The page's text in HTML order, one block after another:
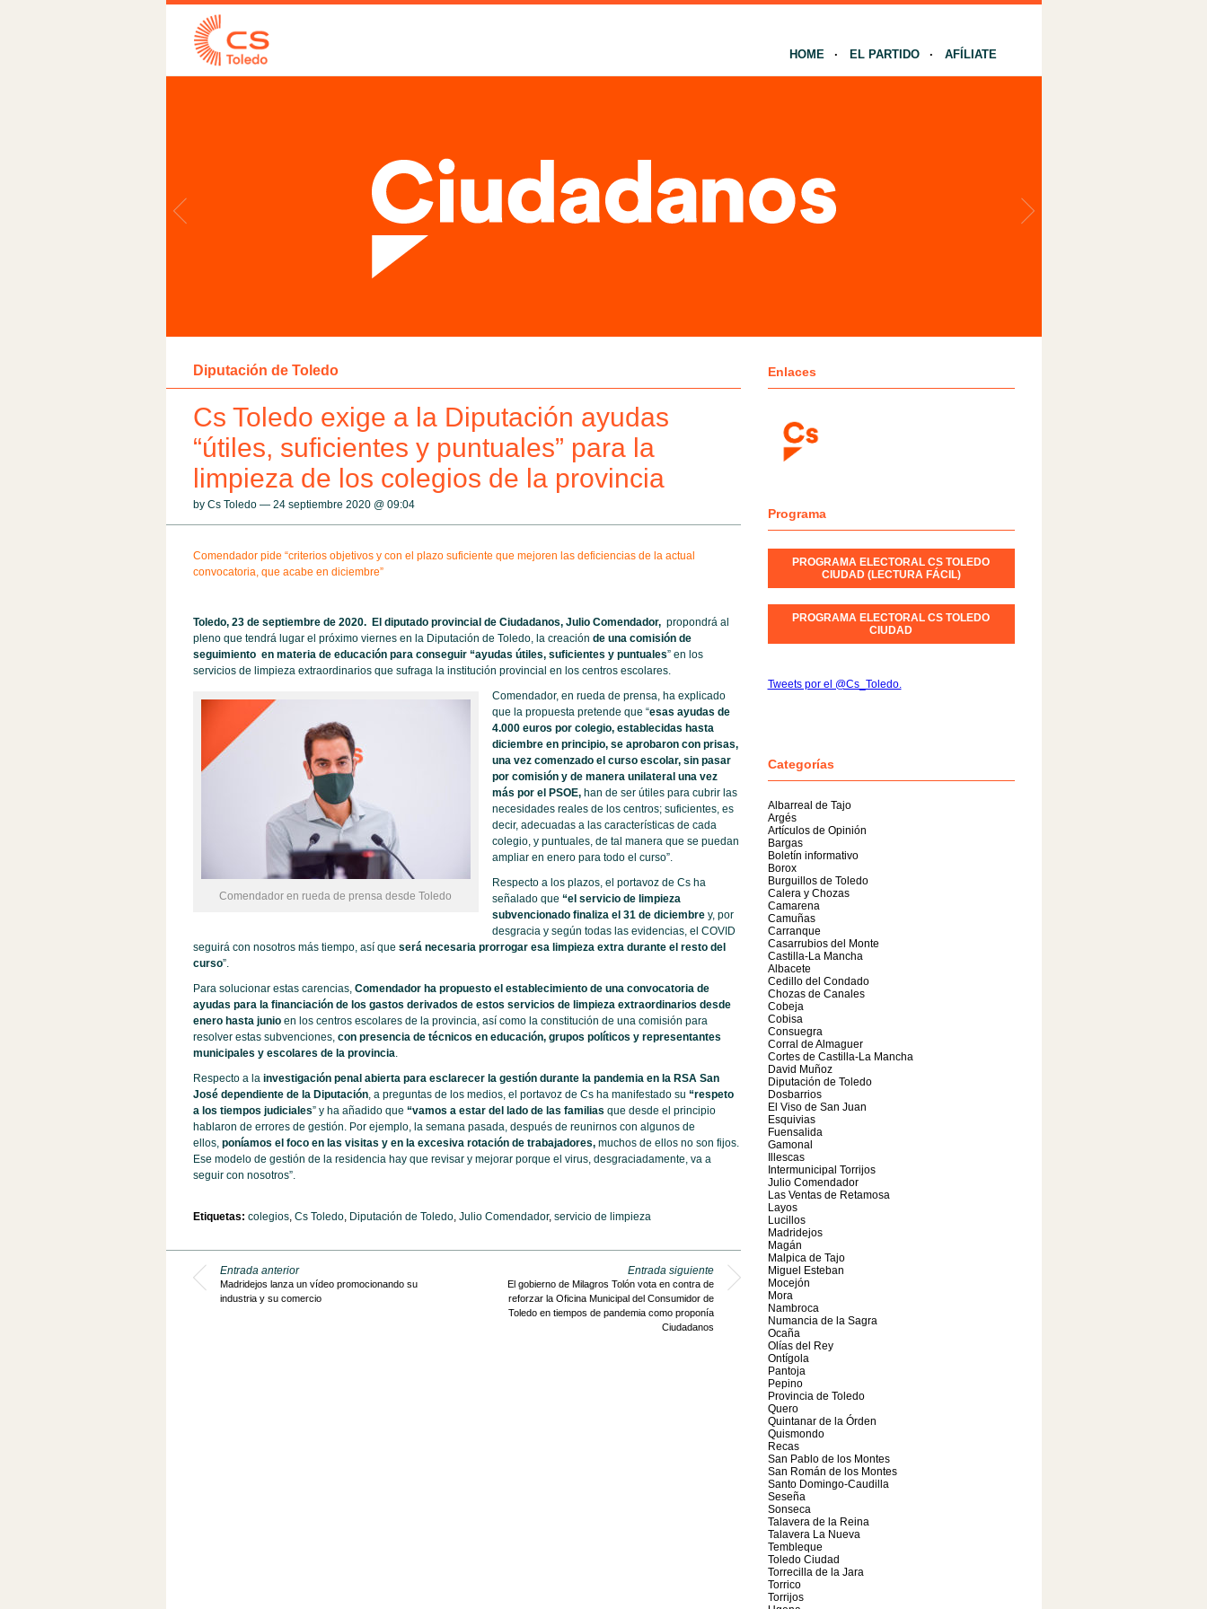
HOME EL PARTIDO AFÍLIATE
Diputación de Toledo
Cs Toledo exige a la Diputación ayudas
“útiles, suficientes y puntuales” para la
limpieza de los colegios de la provincia
by Cs Toledo — 24 septiembre 2020 @ 09:04
Comendador pide “criterios objetivos y con el plazo suficiente que mejoren las deficiencias de la actual
convocatoria, que acabe en diciembre”
Toledo, 23 de septiembre de 2020. El diputado provincial de Ciudadanos, Julio Comendador,propondrá al
pleno que tendrá lugar el próximo viernes en la Diputación de Toledo, la creación de una comisión de
seguimiento en materia de educación para conseguir “ayudas útiles, suficientes y puntuales” en los
servicios de limpieza extraordinarios que sufraga la institución provincial en los centros escolares.
Comendador en rueda de prensa desde Toledo
Comendador, en rueda de prensa, ha explicado
que la propuesta pretende que “esas ayudas de
4.000 euros por colegio, establecidas hasta
diciembre en principio, se aprobaron con prisas,
una vez comenzado el curso escolar, sin pasar
por comisión y de manera unilateral una vez
más por el PSOE,han de ser útiles para cubrir las
necesidades reales de los centros; suficientes, es
decir, adecuadas a las características de cada
colegio, y puntuales, de tal manera que se puedan
ampliar en enero para todo el curso”.
Respecto a los plazos, el portavoz de Cs ha
señalado que “el servicio de limpieza
subvencionado finaliza el 31 de diciembrey, por
desgracia y según todas las evidencias, el COVID
seguirá con nosotros más tiempo, así que será necesaria prorrogar esa limpieza extra durante el resto del
curso”.
Para solucionar estas carencias, Comendador ha propuesto el establecimiento de una convocatoria de
ayudas para la financiación de los gastos derivados de estos servicios de limpieza extraordinarios desde
enero hasta junioen los centros escolares de la provincia, así como la constitución de una comisión para
resolver estas subvenciones, con presencia de técnicos en educación, grupos políticos y representantes
municipales y escolares de la provincia.
Respecto a la investigación penal abierta para esclarecer la gestión durante la pandemia en la RSA San
José dependiente de la Diputación, a preguntas de los medios, el portavoz de Cs ha manifestado su “respeto
a los tiempos judiciales” y ha añadido que “vamos a estar del lado de las familias que desde el principio
hablaron de errores de gestión. Por ejemplo, la semana pasada, después de reunirnos con algunos de
ellos, poníamos el foco en las visitas y en la excesiva rotación de trabajadores,muchos de ellos no son fijos.
Ese modelo de gestión de la residencia hay que revisar y mejorar porque el virus, desgraciadamente, va a
seguir con nosotros”.
Etiquetas: colegios, Cs Toledo, Diputación de Toledo, Julio Comendador, servicio de limpieza
Entrada anterior
Madridejos lanza un vídeo promocionando su
industria y su comercio
Entrada siguiente
El gobierno de Milagros Tolón vota en contra de
reforzar la Oficina Municipal del Consumidor de
Toledo en tiempos de pandemia como proponía
Ciudadanos
Enlaces
Programa
PROGRAMA ELECTORAL CS TOLEDO
CIUDAD (LECTURA FÁCIL)
PROGRAMA ELECTORAL CS TOLEDO
CIUDAD
Tweets por el @Cs_Toledo.
Categorías
Albarreal de Tajo
Argés
Artículos de Opinión
Bargas
Boletín informativo
Borox
Burguillos de Toledo
Calera y Chozas
Camarena
Camuñas
Carranque
Casarrubios del Monte
Castilla-La Mancha
Albacete
Cedillo del Condado
Chozas de Canales
Cobeja
Cobisa
Consuegra
Corral de Almaguer
Cortes de Castilla-La Mancha
David Muñoz
Diputación de Toledo
Dosbarrios
El Viso de San Juan
Esquivias
Fuensalida
Gamonal
Illescas
Intermunicipal Torrijos
Julio Comendador
Las Ventas de Retamosa
Layos
Lucillos
Madridejos
Magán
Malpica de Tajo
Miguel Esteban
Mocejón
Mora
Nambroca
Numancia de la Sagra
Ocaña
Olías del Rey
Ontígola
Pantoja
Pepino
Provincia de Toledo
Quero
Quintanar de la Órden
Quismondo
Recas
San Pablo de los Montes
San Román de los Montes
Santo Domingo-Caudilla
Seseña
Sonseca
Talavera de la Reina
Talavera La Nueva
Tembleque
Toledo Ciudad
Torrecilla de la Jara
Torrico
Torrijos